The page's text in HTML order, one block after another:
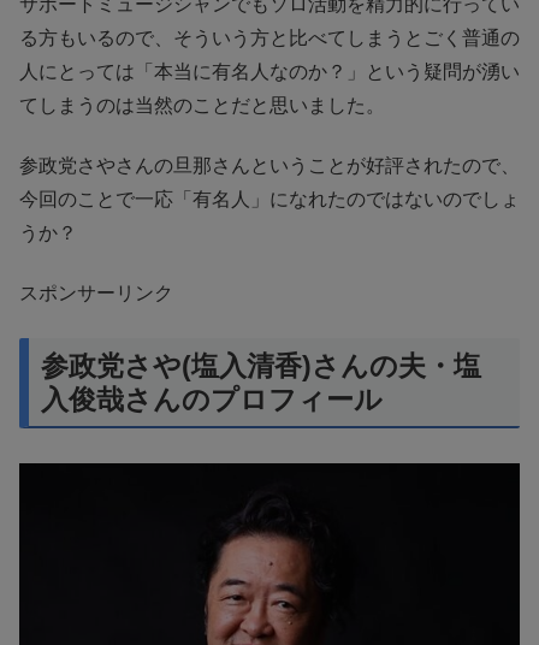
る方もいるので、そういう方と比べてしまうとごく普通の
人にとっては「本当に有名人なのか？」という疑問が湧い
てしまうのは当然のことだと思いました。
参政党さやさんの旦那さんということが好評されたので、
今回のことで一応「有名人」になれたのではないのでしょ
うか？
スポンサーリンク
参政党さや(塩入清香)さんの夫・塩
入俊哉さんのプロフィール